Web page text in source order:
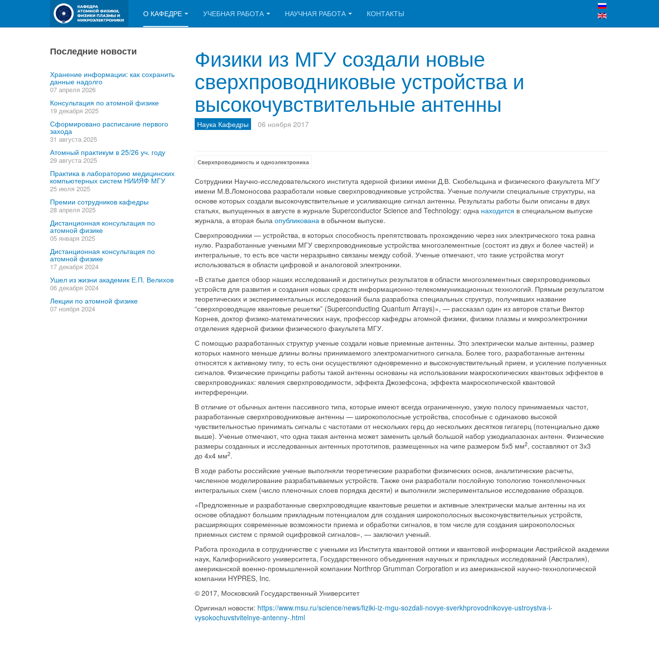
О КАФЕДРЕ УЧЕБНАЯ РАБОТА НАУЧНАЯ РАБОТА КОНТАКТЫ
Физики из МГУ создали новые
сверхпроводниковые устройства и
высокочувствительные антенны
Наука Кафедры 06 ноября 2017
Сверхпроводимость и одноэлектроника
Сотрудники Научно-исследовательского института ядерной физики имени Д.В. Скобельцына и физического факультета МГУ
имени М.В.Ломоносова разработали новые сверхпроводниковые устройства. Ученые получили специальные структуры, на
основе которых создали высокочувствительные и усиливающие сигнал антенны. Результаты работы были описаны в двух
статьях, выпущенных в августе в журнале Superconductor Science and Technology: одна находится в специальном выпуске
журнала, а вторая была опубликована в обычном выпуске.
Сверхпроводники — устройства, в которых способность препятствовать прохождению через них электрического тока равна
нулю. Разработанные учеными МГУ сверхпроводниковые устройства многоэлементные (состоят из двух и более частей) и
интегральные, то есть все части неразрывно связаны между собой. Ученые отмечают, что такие устройства могут
использоваться в области цифровой и аналоговой электроники.
«В статье дается обзор наших исследований и достигнутых результатов в области многоэлементных сверхпроводниковых
устройств для развития и создания новых средств информационно-телекоммуникационных технологий. Прямым результатом
теоретических и экспериментальных исследований была разработка специальных структур, получивших название
“сверхпроводящие квантовые решетки” (Superconducting Quantum Arrays)», — рассказал один из авторов статьи Виктор
Корнев, доктор физико-математических наук, профессор кафедры атомной физики, физики плазмы и микроэлектроники
отделения ядерной физики физического факультета МГУ.
С помощью разработанных структур ученые создали новые приемные антенны. Это электрически малые антенны, размер
которых намного меньше длины волны принимаемого электромагнитного сигнала. Более того, разработанные антенны
относятся к активному типу, то есть они осуществляют одновременно и высокочувствительный прием, и усиление полученных
сигналов. Физические принципы работы такой антенны основаны на использовании макроскопических квантовых эффектов в
сверхпроводниках: явления сверхпроводимости, эффекта Джозефсона, эффекта макроскопической квантовой
интерференции.
В отличие от обычных антенн пассивного типа, которые имеют всегда ограниченную, узкую полосу принимаемых частот,
разработанные сверхпроводниковые антенны — широкополосные устройства, способные с одинаково высокой
чувствительностью принимать сигналы с частотами от нескольких герц до нескольких десятков гигагерц (потенциально даже
выше). Ученые отмечают, что одна такая антенна может заменить целый большой набор узкодиапазонах антенн. Физические
размеры созданных и исследованных антенных прототипов, размещенных на чипе размером 5х5 мм2, составляют от 3х3
до 4х4 мм2.
В ходе работы российские ученые выполняли теоретические разработки физических основ, аналитические расчеты,
численное моделирование разрабатываемых устройств. Также они разработали послойную топологию тонкопленочных
интегральных схем (число пленочных слоев порядка десяти) и выполнили экспериментальное исследование образцов.
«Предложенные и разработанные сверхпроводящие квантовые решетки и активные электрически малые антенны на их
основе обладают большим прикладным потенциалом для создания широкополосных высокочувствительных устройств,
расширяющих современные возможности приема и обработки сигналов, в том числе для создания широкополосных
приемных систем с прямой оцифровкой сигналов», — заключил ученый.
Работа проходила в сотрудничестве с учеными из Института квантовой оптики и квантовой информации Австрийской академии
наук, Калифорнийского университета, Государственного объединения научных и прикладных исследований (Австралия),
американской военно-промышленной компании Northrop Grumman Corporation и из американской научно-технологической
компании HYPRES, Inc.
© 2017, Московский Государственный Университет
Оригинал новости: https://www.msu.ru/science/news/fiziki-iz-mgu-sozdali-novye-sverkhprovodnikovye-ustroystva-i-
vysokochuvstvitelnye-antenny-.html
Последние новости
Хранение информации: как сохранить
данные надолго
07 апреля 2026
Консультация по атомной физике
19 декабря 2025
Сформировано расписание первого
захода
31 августа 2025
Атомный практикум в 25/26 уч. году
29 августа 2025
Практика в лабораторию медицинских
компьютерных систем НИИЯФ МГУ
25 июля 2025
Премии сотрудников кафедры
28 апреля 2025
Дистанционная консультация по
атомной физике
05 января 2025
Дистанционная консультация по
атомной физике
17 декабря 2024
Ушел из жизни академик Е.П. Велихов
06 декабря 2024
Лекции по атомной физике
07 ноября 2024